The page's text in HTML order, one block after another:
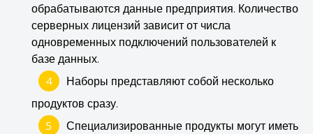
обрабатываются данные предприятия. Количество
серверных лицензий зависит от числа
одновременных подключений пользователей к
базе данных.
Наборы представляют собой несколько
продуктов сразу.
Специализированные продукты могут иметь